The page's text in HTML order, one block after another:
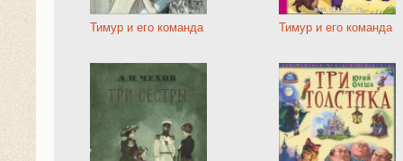
Тимур и его команда Тимур и его команда